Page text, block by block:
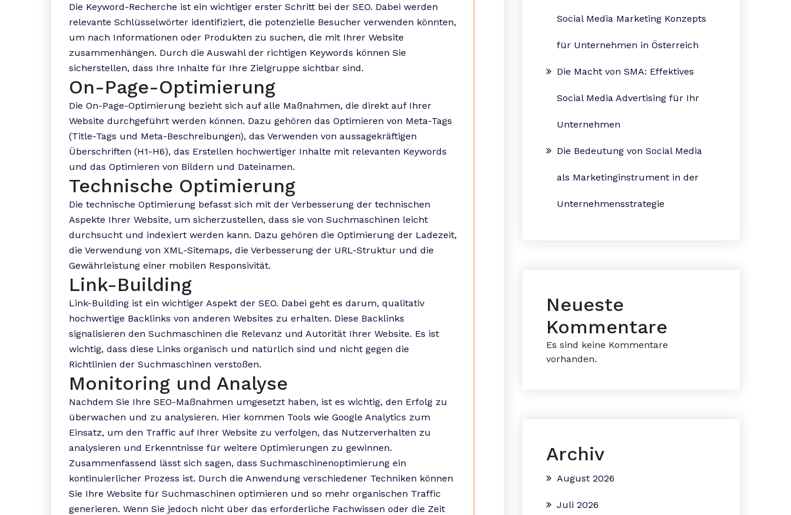
Die Keyword-Recherche ist ein wichtiger erster Schritt bei der SEO. Dabei werden
relevante Schlüsselwörter identifiziert, die potenzielle Besucher verwenden könnten,
um nach Informationen oder Produkten zu suchen, die mit Ihrer Website
zusammenhängen. Durch die Auswahl der richtigen Keywords können Sie
sicherstellen, dass Ihre Inhalte für Ihre Zielgruppe sichtbar sind.
On-Page-Optimierung
Die On-Page-Optimierung bezieht sich auf alle Maßnahmen, die direkt auf Ihrer
Website durchgeführt werden können. Dazu gehören das Optimieren von Meta-Tags
(Title-Tags und Meta-Beschreibungen), das Verwenden von aussagekräftigen
Überschriften (H1-H6), das Erstellen hochwertiger Inhalte mit relevanten Keywords
und das Optimieren von Bildern und Dateinamen.
Technische Optimierung
Die technische Optimierung befasst sich mit der Verbesserung der technischen
Aspekte Ihrer Website, um sicherzustellen, dass sie von Suchmaschinen leicht
durchsucht und indexiert werden kann. Dazu gehören die Optimierung der Ladezeit,
die Verwendung von XML-Sitemaps, die Verbesserung der URL-Struktur und die
Gewährleistung einer mobilen Responsivität.
Link-Building
Link-Building ist ein wichtiger Aspekt der SEO. Dabei geht es darum, qualitativ
hochwertige Backlinks von anderen Websites zu erhalten. Diese Backlinks
signalisieren den Suchmaschinen die Relevanz und Autorität Ihrer Website. Es ist
wichtig, dass diese Links organisch und natürlich sind und nicht gegen die
Richtlinien der Suchmaschinen verstoßen.
Monitoring und Analyse
Nachdem Sie Ihre SEO-Maßnahmen umgesetzt haben, ist es wichtig, den Erfolg zu
überwachen und zu analysieren. Hier kommen Tools wie Google Analytics zum
Einsatz, um den Traffic auf Ihrer Website zu verfolgen, das Nutzerverhalten zu
analysieren und Erkenntnisse für weitere Optimierungen zu gewinnen.
Zusammenfassend lässt sich sagen, dass Suchmaschinenoptimierung ein
kontinuierlicher Prozess ist. Durch die Anwendung verschiedener Techniken können
Sie Ihre Website für Suchmaschinen optimieren und so mehr organischen Traffic
generieren. Wenn Sie jedoch nicht über das erforderliche Fachwissen oder die Zeit
Social Media Marketing Konzepts
für Unternehmen in Österreich
Die Macht von SMA: Effektives
Social Media Advertising für Ihr
Unternehmen
Die Bedeutung von Social Media
als Marketinginstrument in der
Unternehmensstrategie
Neueste
Kommentare
Es sind keine Kommentare
vorhanden.
Archiv
August 2026
Juli 2026